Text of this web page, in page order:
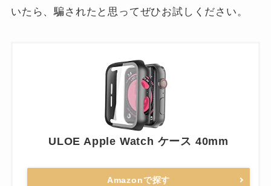
いたら、騙されたと思ってぜひお試しください。
ULOE Apple Watch ケース 40mm
Amazonで探す